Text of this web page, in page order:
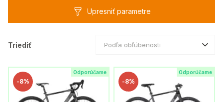
Upresniť parametre
Triediť Podľa obľúbenosti
Odporúčame
-8%
Odporúčame
-8%